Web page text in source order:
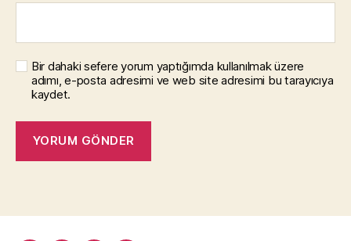
Bir dahaki sefere yorum yaptığımda kullanılmak üzere
adımı, e-posta adresimi ve web site adresimi bu tarayıcıya
kaydet.